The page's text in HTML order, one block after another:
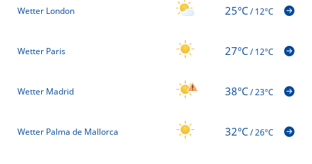
Wetter London 25°C/12°C
Wetter Paris 27°C/12°C
Wetter Madrid 38°C/23°C
Wetter Palma de Mallorca 32°C/26°C